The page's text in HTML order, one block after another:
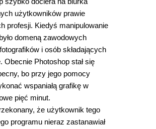
użytkowników prawie
profesji. Kiedyś manipulowanie
domeną zawodowych
i osób składających
Obecnie Photoshop stał się
bo przy jego pomocy
wspaniałą grafikę w
pięć minut.
że użytkownik tego
programu nieraz zastanawiał